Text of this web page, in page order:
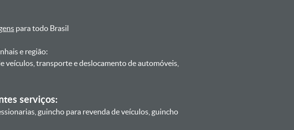
para todo Brasil
e região:
veículos, transporte e deslocamento de automóveis,
serviços:
guincho para revenda de veículos, guincho